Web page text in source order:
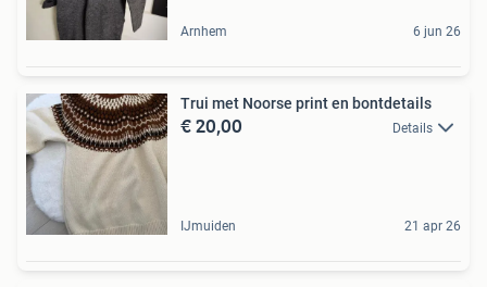
Arnhem 6 jun 26
Trui met Noorse print en bontdetails
€ 20,00 Details
IJmuiden 21 apr 26